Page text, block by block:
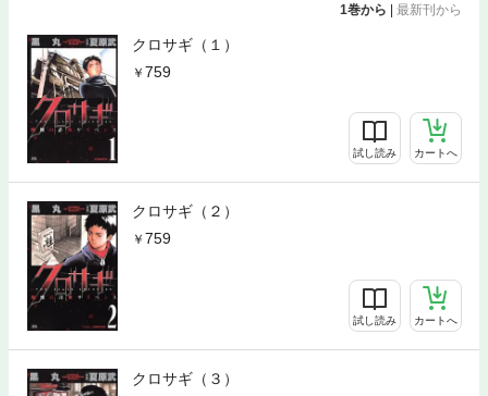
1巻から | 最新刊から
クロサギ（１）
759
試し読み カートへ
クロサギ（２）
759
試し読み カートへ
クロサギ（３）